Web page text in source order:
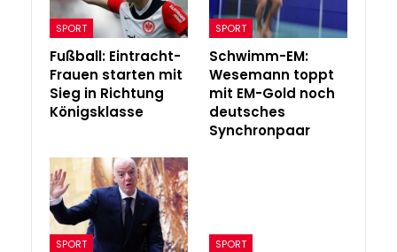
SPORT
Fußball: Eintracht-
Frauen starten mit
Sieg in Richtung
Königsklasse
SPORT
Schwimm-EM:
Wesemann toppt
mit EM-Gold noch
deutsches
Synchronpaar
SPORT SPORT